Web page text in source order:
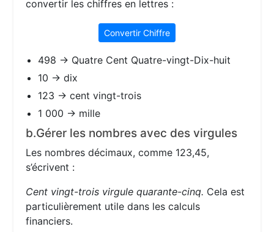
convertir les chiffres en lettres :
Convertir Chiffre
498 → Quatre Cent Quatre-vingt-Dix-huit
10 → dix
123 → cent vingt-trois
1 000 → mille
b.Gérer les nombres avec des virgules
Les nombres décimaux, comme 123,45,
s’écrivent :
Cent vingt-trois virgule quarante-cinq. Cela est
particulièrement utile dans les calculs
financiers.